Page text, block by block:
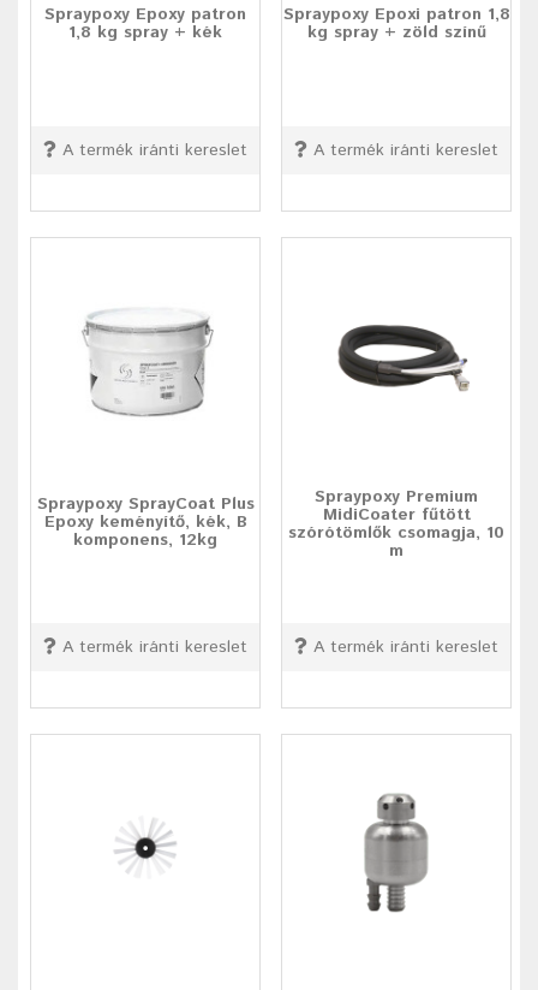
Spraypoxy Epoxy patron
1,8 kg spray + kék
A termék iránti kereslet
Spraypoxy Epoxi patron 1,8
kg spray + zöld színű
A termék iránti kereslet
Spraypoxy SprayCoat Plus
Epoxy keményítő, kék, B
komponens, 12kg
A termék iránti kereslet
Spraypoxy Premium
MidiCoater fűtött
szórótömlők csomagja, 10
m
A termék iránti kereslet